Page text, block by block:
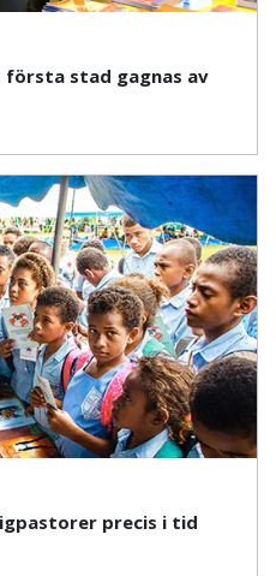
första stad gagnas av
precis i tid